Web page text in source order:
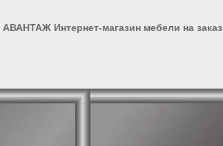
АВАНТАЖ Интернет-магазин мебели на заказ